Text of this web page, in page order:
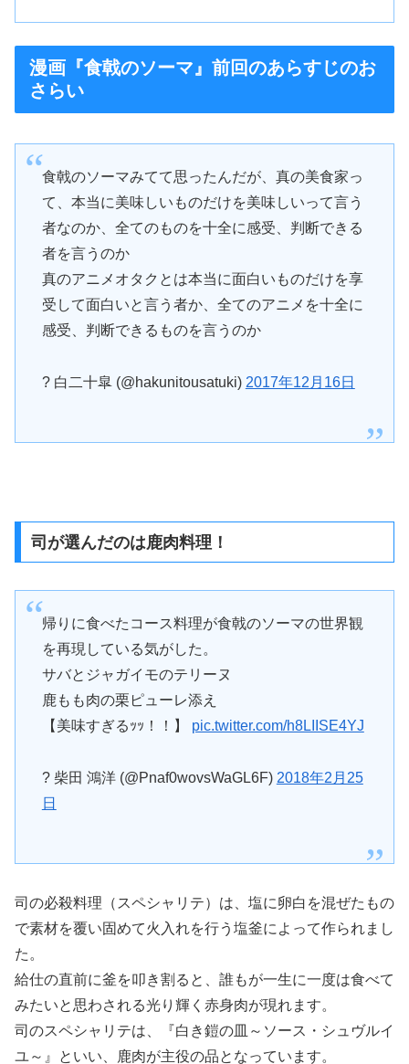
漫画『食戟のソーマ』前回のあらすじのお
さらい
食戟のソーマみてて思ったんだが、真の美食家っ
て、本当に美味しいものだけを美味しいって言う
者なのか、全てのものを十全に感受、判断できる
者を言うのか
真のアニメオタクとは本当に面白いものだけを享
受して面白いと言う者か、全てのアニメを十全に
感受、判断できるものを言うのか
? 白二十皐 (@hakunitousatuki) 2017年12月16日
司が選んだのは鹿肉料理！
帰りに食べたコース料理が食戟のソーマの世界観
を再現している気がした。
サバとジャガイモのテリーヌ
鹿もも肉の栗ピューレ添え
【美味すぎるｯｯ！！】 pic.twitter.com/h8LIISE4YJ
? 柴田 鴻洋 (@Pnaf0wovsWaGL6F) 2018年2月25
日
司の必殺料理（スペシャリテ）は、塩に卵白を混ぜたもの
で素材を覆い固めて火入れを行う塩釜によって作られまし
た。
給仕の直前に釜を叩き割ると、誰もが一生に一度は食べて
みたいと思わされる光り輝く赤身肉が現れます。
司のスペシャリテは、『白き鎧の皿～ソース・シュヴルイ
ユ～』といい、鹿肉が主役の品となっています。